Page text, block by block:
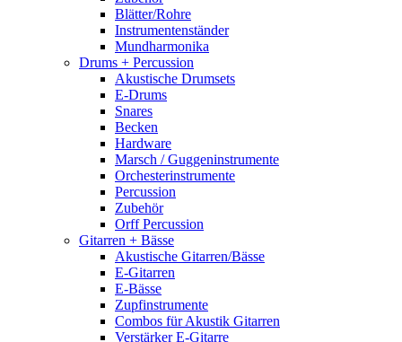
Blätter/Rohre
Instrumentenständer
Mundharmonika
Drums + Percussion
Akustische Drumsets
E-Drums
Snares
Becken
Hardware
Marsch / Guggeninstrumente
Orchesterinstrumente
Percussion
Zubehör
Orff Percussion
Gitarren + Bässe
Akustische Gitarren/Bässe
E-Gitarren
E-Bässe
Zupfinstrumente
Combos für Akustik Gitarren
Verstärker E-Gitarre